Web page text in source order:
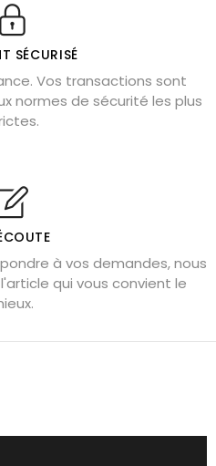
chauffée
maison
choisir
925
et couleurs
SÉCURISÉ
Vos transactions sont
normes de sécurité les plus
à vos demandes, nous
qui vous convient le